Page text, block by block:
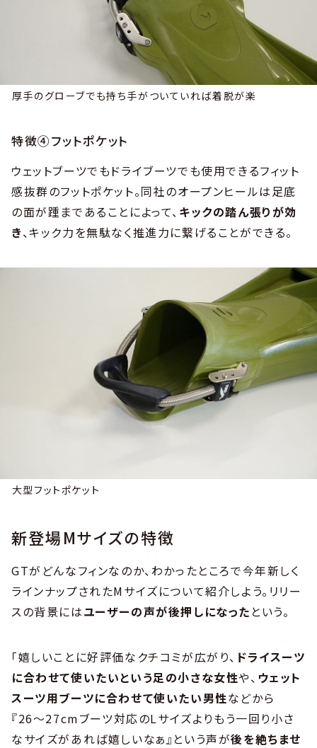
厚手のグローブでも持ち手がついていれば着脱が楽
特徴④フットポケット
ウェットブーツでもドライブーツでも使用できるフィット
感抜群のフットポケット。同社のオープンヒールは足底
の面が踵まであることによって、 キックの踏ん張りが効
き、キック力を無駄なく推進力に繋げることができる。
大型フットポケット
新登場Mサイズの特徴
GTがどんなフィンなのか、わかったところで今年新しく
ラインナップされたMサイズについて紹介しよう。リリー
スの背景にはユーザーの声が後押しになった という。
「嬉しいことに好評価なクチコミが広がり、 ドライスーツ
に合わせて使いたいという足の小さな女性や、 ウェット
スーツ用ブーツに合わせて使いたい男性などから
『26〜27cmブーツ対応のLサイズよりもう一回り小さ
なサイズがあれば嬉しいなぁ』という声が後を絶ちませ